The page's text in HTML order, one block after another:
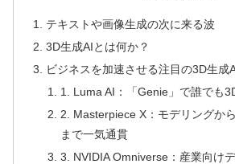
テキストや画像生成の次に来る波
3D生成AIとは何か？
ビジネスを加速させる注目の3D生成
1. Luma AI：「Genie」で誰でも
2. Masterpiece X：モデリングか
まで一気通貫
3. NVIDIA Omniverse：産業向け